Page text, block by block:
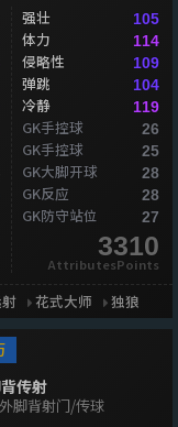
强壮 105
体力 114
侵略性 109
弹跳 104
冷静 119
GK手控球 26
GK手控球 25
GK大脚开球 28
GK反应 28
GK防守站位 27
3310
AttributesPoints
花式大师 独狼
传射
脚背射门/传球